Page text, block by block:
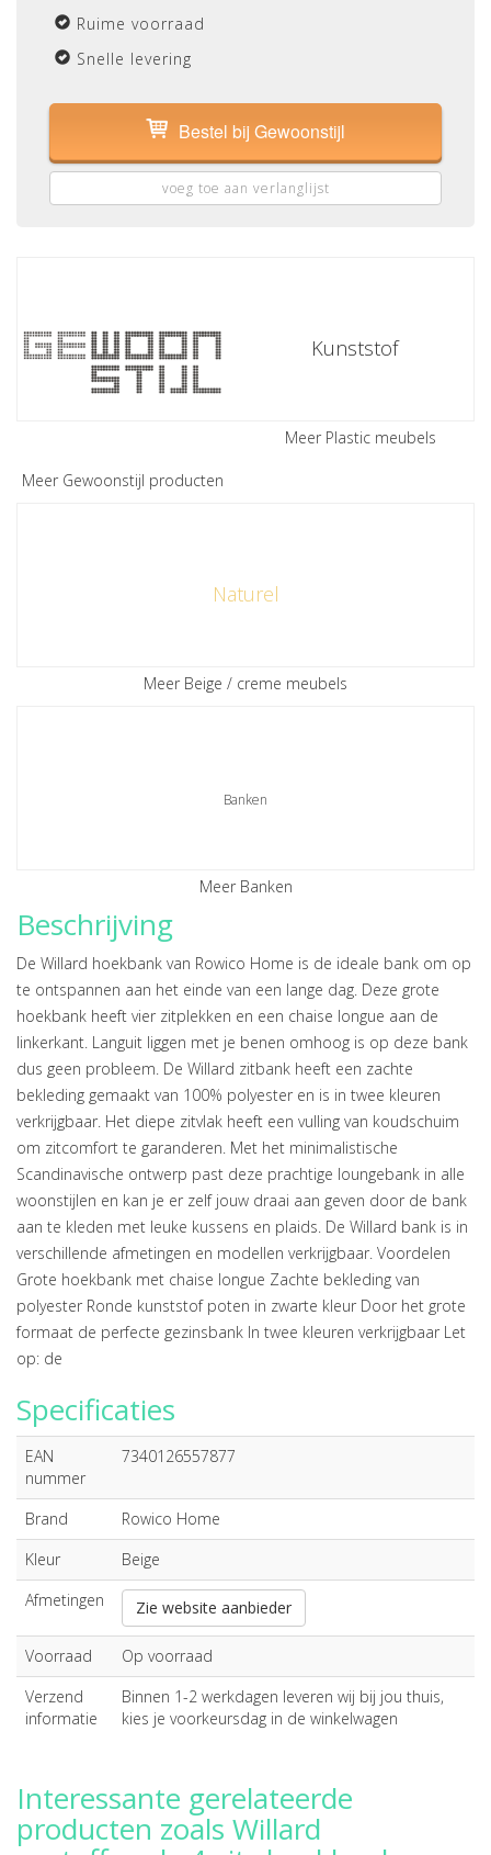
Ruime voorraad
Snelle levering
Bestel bij Gewoonstijl
voeg toe aan verlanglijst
Meer Gewoonstijl producten
Kunststof
Meer Plastic meubels
Naturel
Meer Beige / creme meubels
Banken
Meer Banken
Beschrijving
De Willard hoekbank van Rowico Home is de ideale bank om op
te ontspannen aan het einde van een lange dag. Deze grote
hoekbank heeft vier zitplekken en een chaise longue aan de
linkerkant. Languit liggen met je benen omhoog is op deze bank
dus geen probleem. De Willard zitbank heeft een zachte
bekleding gemaakt van 100% polyester en is in twee kleuren
verkrijgbaar. Het diepe zitvlak heeft een vulling van koudschuim
om zitcomfort te garanderen. Met het minimalistische
Scandinavische ontwerp past deze prachtige loungebank in alle
woonstijlen en kan je er zelf jouw draai aan geven door de bank
aan te kleden met leuke kussens en plaids. De Willard bank is in
verschillende afmetingen en modellen verkrijgbaar. Voordelen
Grote hoekbank met chaise longue Zachte bekleding van
polyester Ronde kunststof poten in zwarte kleur Door het grote
formaat de perfecte gezinsbank In twee kleuren verkrijgbaar Let
op: de
Specificaties
EAN
nummer
7340126557877
Brand
Rowico Home
Kleur
Beige
Afmetingen
Zie website aanbieder
Voorraad
Op voorraad
Verzend
informatie
Binnen 1-2 werkdagen leveren wij bij jou thuis,
kies je voorkeursdag in de winkelwagen
Interessante gerelateerde
producten zoals Willard